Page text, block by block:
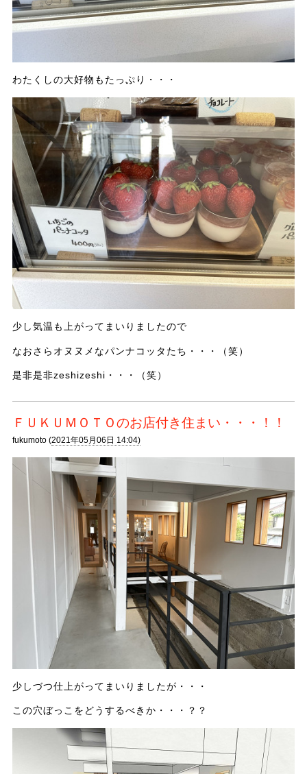
わたくしの大好物もたっぷり・・・
少し気温も上がってまいりましたので
なおさらオヌヌメなパンナコッタたち・・・（笑）
是非是非zeshizeshi・・・（笑）
ＦＵＫＵＭＯＴＯのお店付き住まい・・・！！
fukumoto (2021年05月06日 14:04)
少しづつ仕上がってまいりましたが・・・
この穴ぼっこをどうするべきか・・・？？